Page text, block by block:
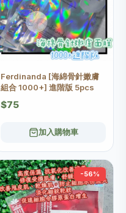
Ferdinanda [海綿骨針嫩膚
組合 1000+] 進階版 5pcs
$75
加入購物車
-56%